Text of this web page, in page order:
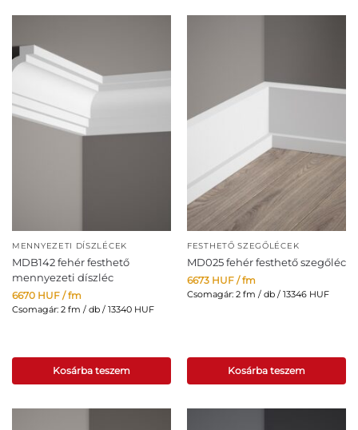
MENNYEZETI DÍSZLÉCEK
MDB142 fehér festhető
mennyezeti díszléc
6670 HUF / fm
Csomagár: 2 fm / db / 13340 HUF
Kosárba teszem
FESTHETŐ SZEGŐLÉCEK
MD025 fehér festhető szegőléc
6673 HUF / fm
Csomagár: 2 fm / db / 13346 HUF
Kosárba teszem